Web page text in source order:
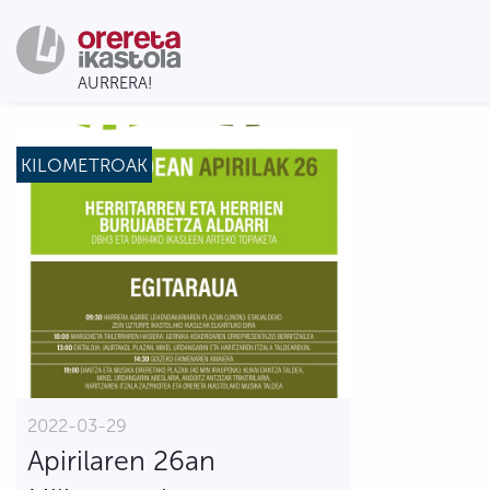
KILOMETROAK
2022-03-29
Apirilaren 26an